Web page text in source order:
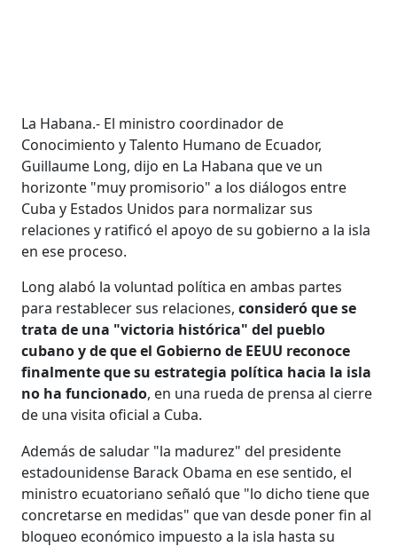
La Habana.- El ministro coordinador de
Conocimiento y Talento Humano de Ecuador,
Guillaume Long, dijo en La Habana que ve un
horizonte "muy promisorio" a los diálogos entre
Cuba y Estados Unidos para normalizar sus
relaciones y ratificó el apoyo de su gobierno a la isla
en ese proceso.
Long alabó la voluntad política en ambas partes
para restablecer sus relaciones,consideró que se
trata de una "victoria histórica" del pueblo
cubano y de que el Gobierno de EEUU reconoce
finalmente que su estrategia política hacia la isla
no ha funcionado, en una rueda de prensa al cierre
de una visita oficial a Cuba.
Además de saludar "la madurez" del presidente
estadounidense Barack Obama en ese sentido, el
ministro ecuatoriano señaló que "lo dicho tiene que
concretarse en medidas" que van desde poner fin al
bloqueo económico impuesto a la isla hasta su